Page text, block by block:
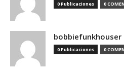
0 Publicaciones 0
bobbiefunkhouser
0 Publicaciones 0